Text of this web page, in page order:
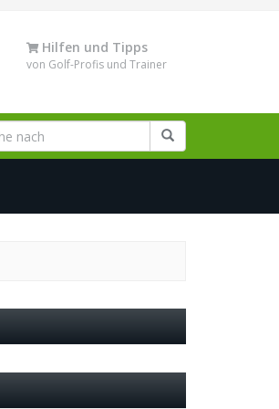
Hilfen und Tipps
von Golf-Profis und Trainer